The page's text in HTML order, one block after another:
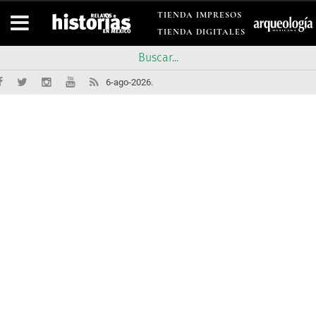
TIENDA IMPRESOS
TIENDA DIGITALES
6-ago-2026.